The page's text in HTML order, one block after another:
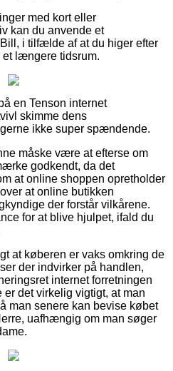
med kort eller
kan du anvende et
i tilfælde af at du higer efter
et længere tidsrum.
en Tenson internet
skimme dens
ikke super spændende.
måske være at efterse om
godkendt, da det
at online shoppen opretholder
at online butikken
der forstår vilkårene.
for at blive hjulpet, ifald du
at køberen er vaks omkring de
der indvirker på handlen,
internet forretningen
det virkelig vigtigt, at man
man senere kan bevise købet
uafhængig om man søger